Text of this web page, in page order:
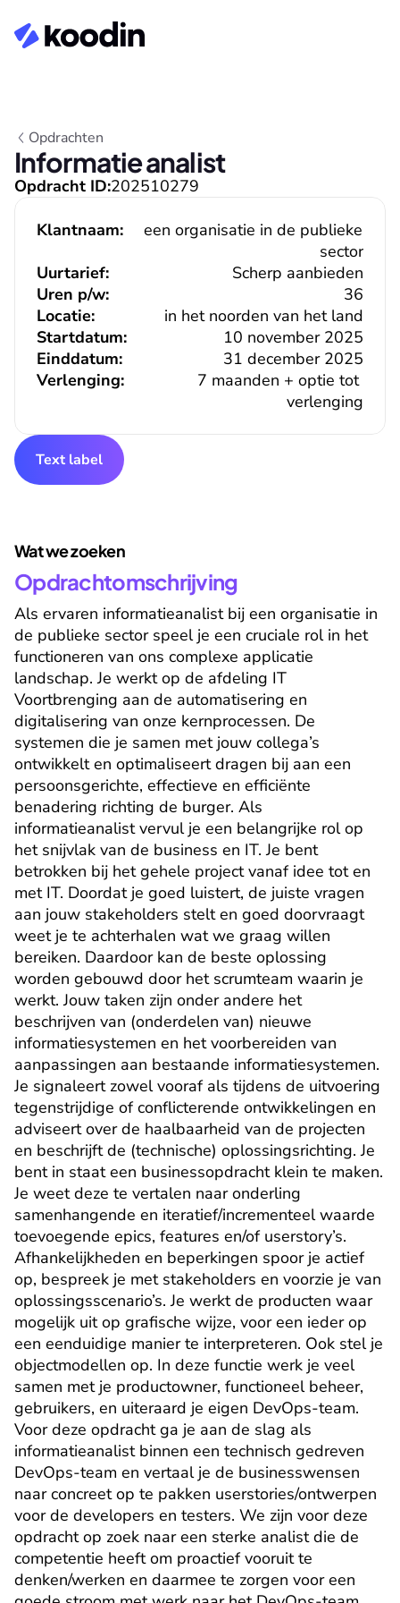
Opdrachten
Informatie analist
Opdracht ID:202510279
Klantnaam:
een organisatie in de publieke
sector
Uurtarief:
Scherp aanbieden
36
Uren p/w:
Locatie:
in het noorden van het land
Verlenging:
7 maanden + optie tot
verlenging
Einddatum: 31 december 2025
Startdatum: 10 november 2025
Text label
Wat we zoeken
Opdrachtomschrijving
Als ervaren informatieanalist bij een organisatie in
de publieke sector speel je een cruciale rol in het
functioneren van ons complexe applicatie
landschap. Je werkt op de afdeling IT
Voortbrenging aan de automatisering en
digitalisering van onze kernprocessen. De
systemen die je samen met jouw collega’s
ontwikkelt en optimaliseert dragen bij aan een
persoonsgerichte, effectieve en efficiënte
benadering richting de burger. Als
informatieanalist vervul je een belangrijke rol op
het snijvlak van de business en IT. Je bent
betrokken bij het gehele project vanaf idee tot en
met IT. Doordat je goed luistert, de juiste vragen
aan jouw stakeholders stelt en goed doorvraagt
weet je te achterhalen wat we graag willen
bereiken. Daardoor kan de beste oplossing
worden gebouwd door het scrumteam waarin je
werkt. Jouw taken zijn onder andere het
beschrijven van (onderdelen van) nieuwe
informatiesystemen en het voorbereiden van
aanpassingen aan bestaande informatiesystemen.
Je signaleert zowel vooraf als tijdens de uitvoering
tegenstrijdige of conflicterende ontwikkelingen en
adviseert over de haalbaarheid van de projecten
en beschrijft de (technische) oplossingsrichting. Je
bent in staat een businessopdracht klein te maken.
Je weet deze te vertalen naar onderling
samenhangende en iteratief/incrementeel waarde
toevoegende epics, features en/of userstory’s.
Afhankelijkheden en beperkingen spoor je actief
op, bespreek je met stakeholders en voorzie je van
oplossingsscenario’s. Je werkt de producten waar
mogelijk uit op grafische wijze, voor een ieder op
een eenduidige manier te interpreteren. Ook stel je
objectmodellen op. In deze functie werk je veel
samen met je productowner, functioneel beheer,
gebruikers, en uiteraard je eigen DevOps-team.
Voor deze opdracht ga je aan de slag als
informatieanalist binnen een technisch gedreven
DevOps-team en vertaal je de businesswensen
naar concreet op te pakken userstories/ontwerpen
voor de developers en testers. We zijn voor deze
opdracht op zoek naar een sterke analist die de
competentie heeft om proactief vooruit te
denken/werken en daarmee te zorgen voor een